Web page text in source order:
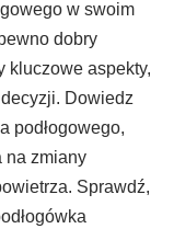
w swoim
dobry
kluczowe aspekty,
Dowiedz
podłogowego,
na zmiany
Sprawdź,